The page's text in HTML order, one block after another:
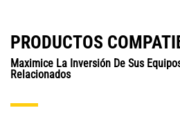
PRODUCTOS
Maximice La Inversión De Sus
Relacionados